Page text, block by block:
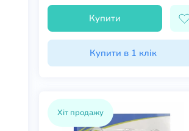
Купити
Купити в 1 клік
Хіт продажу